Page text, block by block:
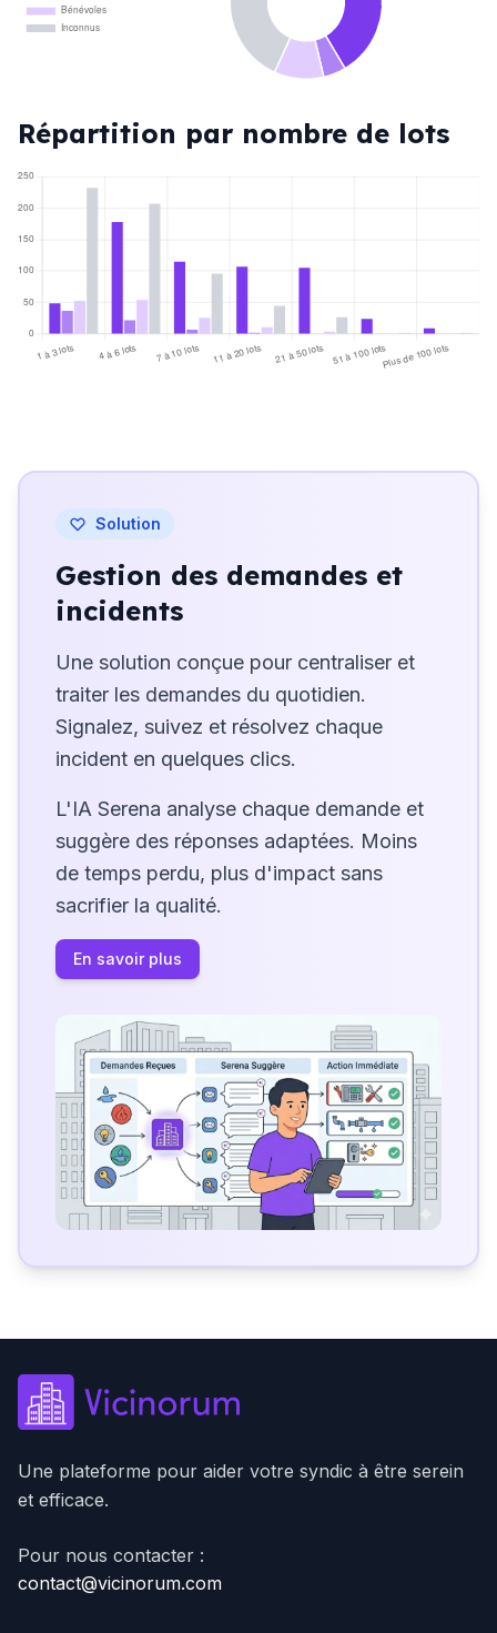
Bénévoles
Inconnus
Répartition par nombre de lots
1 à 3 lots 4 à 6 lots 7 à 10 lots 11 à 20 lots 21 à 50 lots 51 à 100 lotsPlus de 100 lots
0
50
100
150
200
250
Solution
Gestion des demandes et
incidents
Une solution conçue pour centraliser et
traiter les demandes du quotidien.
Signalez, suivez et résolvez chaque
incident en quelques clics.
L'IA Serena analyse chaque demande et
suggère des réponses adaptées. Moins
de temps perdu, plus d'impact sans
sacrifier la qualité.
En savoir plus
Une plateforme pour aider votre syndic à être serein
et efficace.
Pour nous contacter :
contact@vicinorum.com